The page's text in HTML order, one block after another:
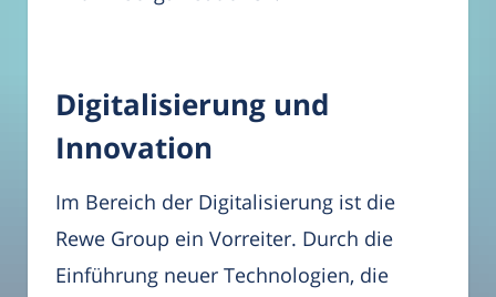
Digitalisierung und
Innovation
Im Bereich der Digitalisierung ist die
Rewe Group ein Vorreiter. Durch die
Einführung neuer Technologien, die